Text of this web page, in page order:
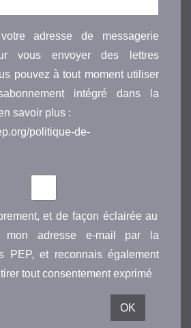
adresse de messagerie
vous envoyer des lettres
pouvez à tout moment utiliser
intégré dans la
savoir plus :
politique-de-
et de façon éclairée au
mon adresse e-mail par la
PEP, et reconnais également
tout consentement exprimé